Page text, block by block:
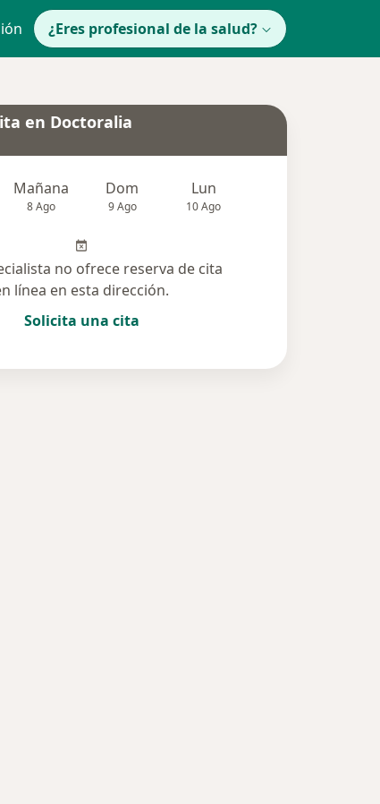
¿Eres profesional de la salud?
en Doctoralia
Mañana
8 Ago
Dom
9 Ago
Lun
10 Ago
no ofrece reserva de cita
línea en esta dirección.
Solicita una cita